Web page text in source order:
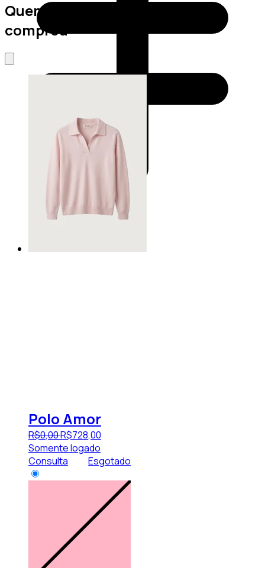
Quem viu este produto também
comprou
Polo Amor
R$0,00R$728,00
Somente logado
Consulta
Esgotado